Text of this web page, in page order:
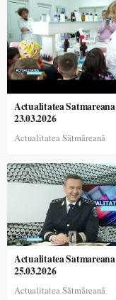
Actualitatea Satmareana
23.03.2026
Actualitatea Sătmăreană
Actualitatea Satmareana
25.03.2026
Actualitatea Sătmăreană